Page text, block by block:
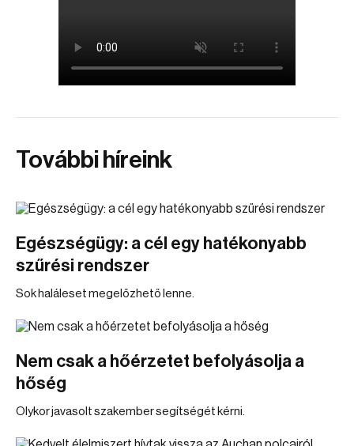
További híreink
Egészségügy: a cél egy hatékonyabb
szűrési rendszer
Sok haláleset megelőzhető lenne.
Nem csak a hőérzetet befolyásolja a
hőség
Olykor javasolt szakember segítségét kérni.